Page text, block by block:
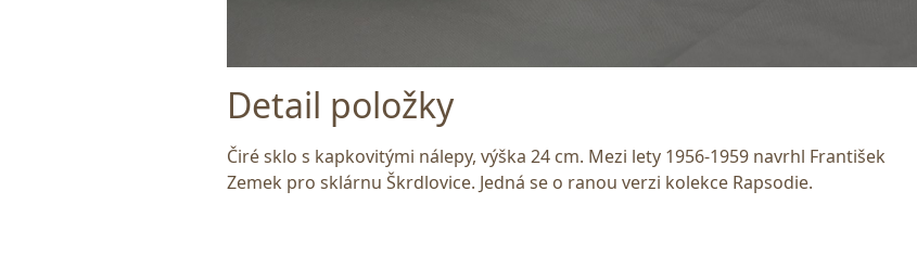
Detail položky
Čiré sklo s kapkovitými nálepy, výška 24 cm. Mezi lety 1956-1959 navrhl František
Zemek pro sklárnu Škrdlovice. Jedná se o ranou verzi kolekce Rapsodie.